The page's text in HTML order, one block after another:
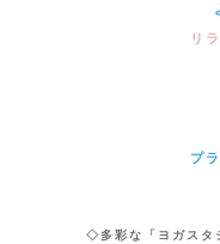
リ
プ
◇多彩な「ヨガスタ